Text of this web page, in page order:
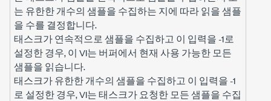
는 유한한 개수의 샘플을 수집하는 지에 따라 읽을 샘플
을 수를 결정합니다.
태스크가 연속적으로 샘플을 수집하고 이 입력을 -1로
설정한 경우, 이 VI는 버퍼에서 현재 사용 가능한 모든
샘플을 읽습니다.
태스크가 유한한 개수의 샘플을 수집하고 이 입력을 -1
로 설정한 경우, VI는 태스크가 요청한 모든 샘플을 수집